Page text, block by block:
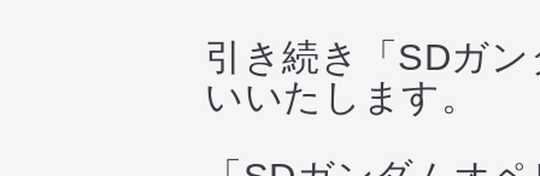
引き続き「SDガ
いいたします。